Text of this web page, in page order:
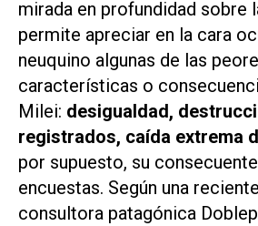
mirada en profundidad sobre
permite apreciar en la cara
neuquino algunas de las
características o
Milei: desigualdad,
registrados, caída extrema
por supuesto, su
encuestas. Según una
consultora patagónica